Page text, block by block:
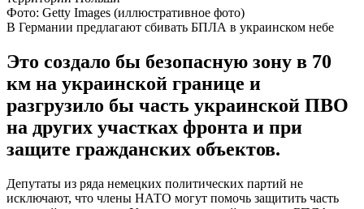
Фото: Getty Images (иллюстративное фото)
В Германии предлагают сбивать БПЛА в украинском небе
Это создало бы безопасную зону в 70
км на украинской границе и
разгрузило бы часть украинской ПВО
на других участках фронта и при
защите гражданских объектов.
Депутаты из ряда немецких политических партий не
исключают, что члены НАТО могут помочь защитить часть